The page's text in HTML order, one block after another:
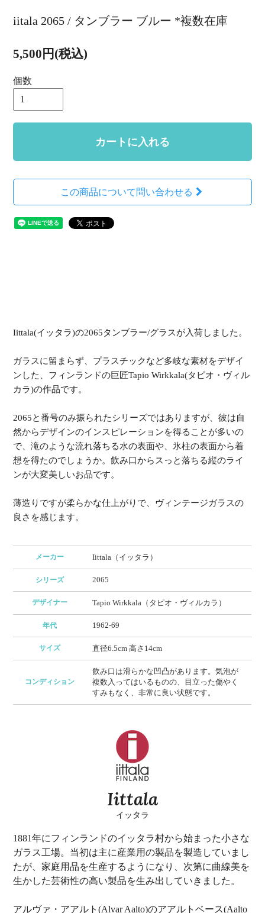
iitala 2065 / タンブラー ブルー *複数在庫
5,500円(税込)
個数
カートに入れる
この商品について問い合わせる
Iittala(イッタラ)の2065タンブラー/グラスが入荷しました。
ガラスに留まらず、プラスチックなど多岐な素材をデザイ
ンした、フィンランドの巨匠Tapio Wirkkala(タピオ・ヴィル
カラ)の作品です。
2065と番号のみ振られたシリーズではありますが、彼は自
然からデザインのインスピレーションを得ることが多いの
で、滝のような流れ落ちる水の表面や、氷柱の表面から着
想を得たのでしょうか。飲み口からスっと落ちる縦のライ
ンが大変美しいお品です。
薄造りですが柔らかな仕上がりで、ヴィンテージガラスの
良さを感じます。
メーカー Iittala（イッタラ）
シリーズ 2065
デザイナー Tapio Wirkkala（タピオ・ヴィルカラ）
年代 1962-69
サイズ 直径6.5cm 高さ14cm
コンディション
飲み口は滑らかな凹凸があります。気泡が
複数入ってはいるものの、目立った傷やく
すみもなく、非常に良い状態です。
Iittala
イッタラ
1881年にフィンランドのイッタラ村から始まった小さな
ガラス工場。当初は主に産業用の製品を製造していまし
たが、家庭用品を生産するようになり、次第に曲線美を
生かした芸術性の高い製品を生み出していきました。
アルヴァ・アアルト(Alvar Aalto)のアアルトベース(Aalto